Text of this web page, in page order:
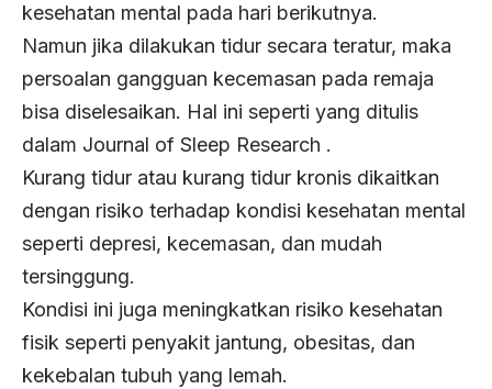
kesehatan mental pada hari berikutnya.
Namun jika dilakukan tidur secara teratur, maka
persoalan gangguan kecemasan pada remaja
bisa diselesaikan. Hal ini seperti yang ditulis
dalam Journal of Sleep Research .
Kurang tidur atau kurang tidur kronis dikaitkan
dengan risiko terhadap kondisi kesehatan mental
seperti depresi, kecemasan, dan mudah
tersinggung.
Kondisi ini juga meningkatkan risiko kesehatan
fisik seperti penyakit jantung, obesitas, dan
kekebalan tubuh yang lemah.